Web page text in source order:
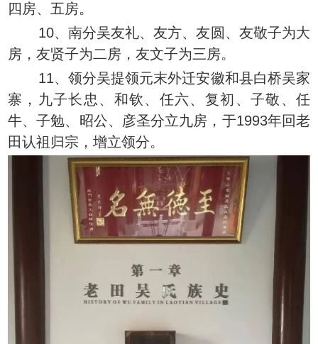
四房、五房。
10、南分吴友礼、友方、友圆、友敬子为大
房，友贤子为二房，友文子为三房。
11、领分吴提领元末外迁安徽和县白桥吴家
寨，九子长忠、和钦、任六、复初、子敬、任
牛、子勉、昭公、彦圣分立九房，于1993年回老
田认祖归宗，增立领分。